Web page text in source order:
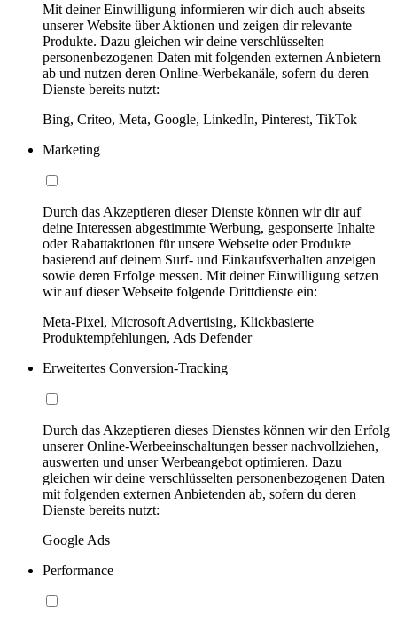
Mit deiner Einwilligung informieren wir dich auch abseits
unserer Website über Aktionen und zeigen dir relevante
Produkte. Dazu gleichen wir deine verschlüsselten
personenbezogenen Daten mit folgenden externen Anbietern
ab und nutzen deren Online-Werbekanäle, sofern du deren
Dienste bereits nutzt:
Bing, Criteo, Meta, Google, LinkedIn, Pinterest, TikTok
Marketing
Durch das Akzeptieren dieser Dienste können wir dir auf
deine Interessen abgestimmte Werbung, gesponserte Inhalte
oder Rabattaktionen für unsere Webseite oder Produkte
basierend auf deinem Surf- und Einkaufsverhalten anzeigen
sowie deren Erfolge messen. Mit deiner Einwilligung setzen
wir auf dieser Webseite folgende Drittdienste ein:
Meta-Pixel, Microsoft Advertising, Klickbasierte
Produktempfehlungen, Ads Defender
Erweitertes Conversion-Tracking
Durch das Akzeptieren dieses Dienstes können wir den Erfolg
unserer Online-Werbeeinschaltungen besser nachvollziehen,
auswerten und unser Werbeangebot optimieren. Dazu
gleichen wir deine verschlüsselten personenbezogenen Daten
mit folgenden externen Anbietenden ab, sofern du deren
Dienste bereits nutzt:
Google Ads
Performance